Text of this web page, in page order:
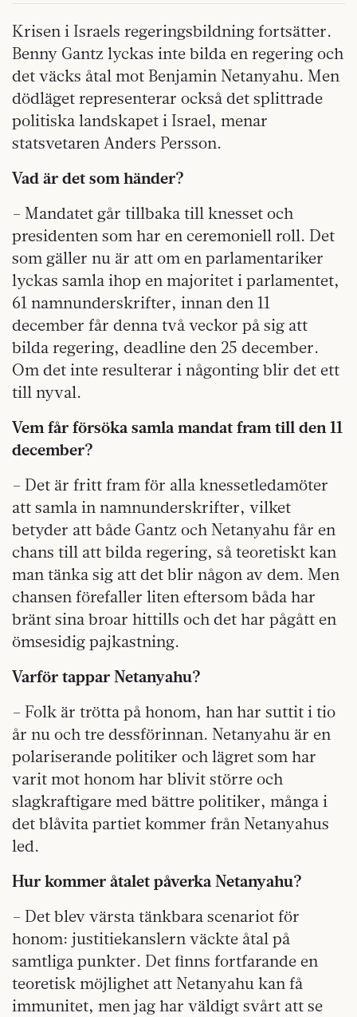
Krisen i Israels regeringsbildning fortsätter.
Benny Gantz lyckas inte bilda en regering och
det väcks åtal mot Benjamin Netanyahu. Men
dödläget representerar också det splittrade
politiska landskapet i Israel, menar
statsvetaren Anders Persson.
Vad är det som händer?
– Mandatet går tillbaka till knesset och
presidenten som har en ceremoniell roll. Det
som gäller nu är att om en parlamentariker
lyckas samla ihop en majoritet i parlamentet,
61 namnunderskrifter, innan den 11
december får denna två veckor på sig att
bilda regering, deadline den 25 december.
Om det inte resulterar i någonting blir det ett
till nyval.
Vem får försöka samla mandat fram till den 11
december?
– Det är fritt fram för alla knessetledamöter
att samla in namnunderskrifter, vilket
betyder att både Gantz och Netanyahu får en
chans till att bilda regering, så teoretiskt kan
man tänka sig att det blir någon av dem. Men
chansen förefaller liten eftersom båda har
bränt sina broar hittills och det har pågått en
ömsesidig pajkastning.
Varför tappar Netanyahu?
– Folk är trötta på honom, han har suttit i tio
år nu och tre dessförinnan. Netanyahu är en
polariserande politiker och lägret som har
varit mot honom har blivit större och
slagkraftigare med bättre politiker, många i
det blåvita partiet kommer från Netanyahus
led.
Hur kommer åtalet påverka Netanyahu?
– Det blev värsta tänkbara scenariot för
honom: justitiekanslern väckte åtal på
samtliga punkter. Det finns fortfarande en
teoretisk möjlighet att Netanyahu kan få
immunitet, men jag har väldigt svårt att se